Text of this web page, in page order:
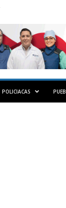
POLICIACAS